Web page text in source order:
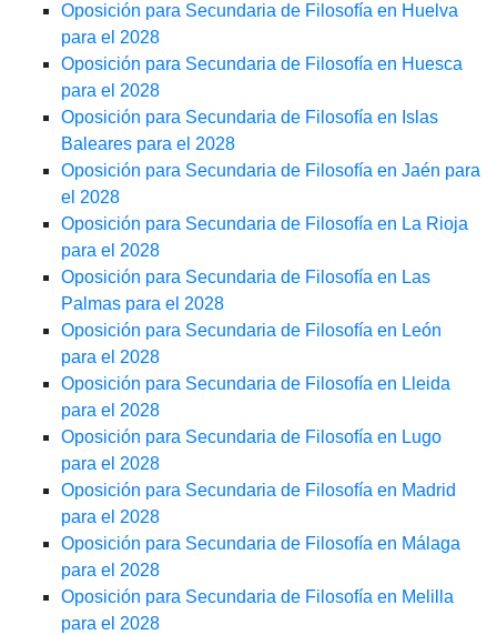
Oposición para Secundaria de Filosofía en Huelva
para el 2028
Oposición para Secundaria de Filosofía en Huesca
para el 2028
Oposición para Secundaria de Filosofía en Islas
Baleares para el 2028
Oposición para Secundaria de Filosofía en Jaén para
el 2028
Oposición para Secundaria de Filosofía en La Rioja
para el 2028
Oposición para Secundaria de Filosofía en Las
Palmas para el 2028
Oposición para Secundaria de Filosofía en León
para el 2028
Oposición para Secundaria de Filosofía en Lleida
para el 2028
Oposición para Secundaria de Filosofía en Lugo
para el 2028
Oposición para Secundaria de Filosofía en Madrid
para el 2028
Oposición para Secundaria de Filosofía en Málaga
para el 2028
Oposición para Secundaria de Filosofía en Melilla
para el 2028